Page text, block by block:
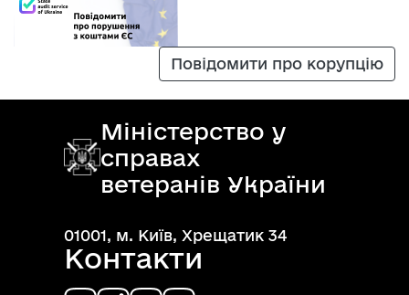
Повідомити про корупцію
Міністерство у
справах
ветеранів України
01001, м. Київ, Хрещатик 34
Контакти